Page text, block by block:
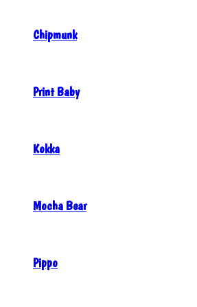
Chipmunk
Print Baby
Kokka
Mocha Bear
Pippo